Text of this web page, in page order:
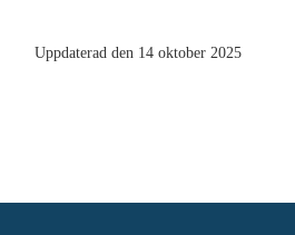
Uppdaterad den 14 oktober 2025